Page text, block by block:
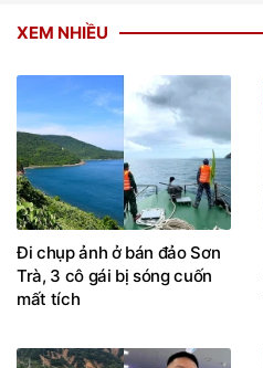
XEM NHIỀU
Đi chụp ảnh ở bán đảo Sơn
Trà, 3 cô gái bị sóng cuốn
mất tích